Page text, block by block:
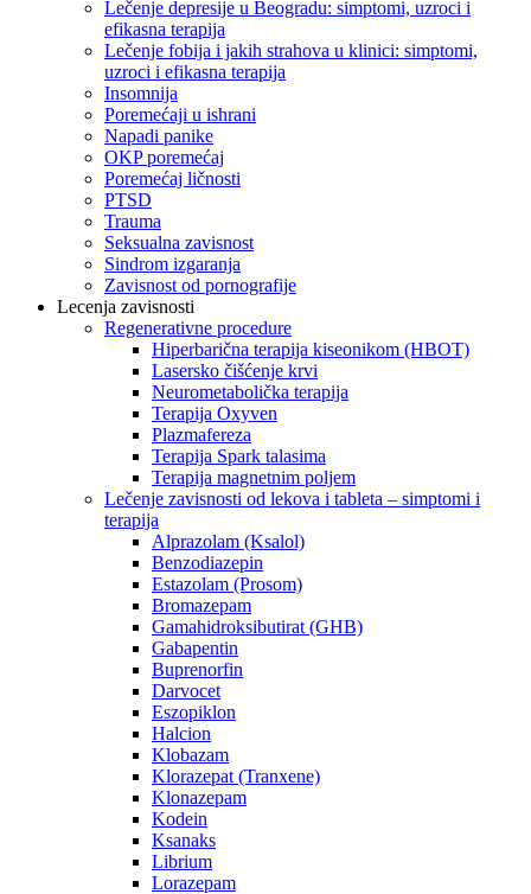
Lečenje depresije u Beogradu: simptomi, uzroci i
efikasna terapija
Lečenje fobija i jakih strahova u klinici: simptomi,
uzroci i efikasna terapija
Insomnija
Poremećaji u ishrani
Napadi panike
OKP poremećaj
Poremećaj ličnosti
PTSD
Trauma
Seksualna zavisnost
Sindrom izgaranja
Zavisnost od pornografije
Lecenja zavisnosti
Regenerativne procedure
Hiperbarična terapija kiseonikom (HBOT)
Lasersko čišćenje krvi
Neurometabolička terapija
Terapija Oxyven
Plazmafereza
Terapija Spark talasima
Terapija magnetnim poljem
Lečenje zavisnosti od lekova i tableta – simptomi i
terapija
Alprazolam (Ksalol)
Benzodiazepin
Estazolam (Prosom)
Bromazepam
Gamahidroksibutirat (GHB)
Gabapentin
Buprenorfin
Darvocet
Eszopiklon
Halcion
Klobazam
Klorazepat (Tranxene)
Klonazepam
Kodein
Ksanaks
Librium
Lorazepam